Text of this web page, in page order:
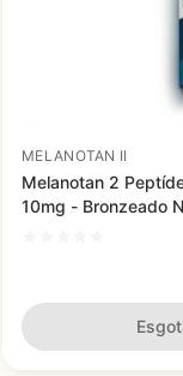
MELANOTAN II
Melanotan 2
10mg - Bronzeado